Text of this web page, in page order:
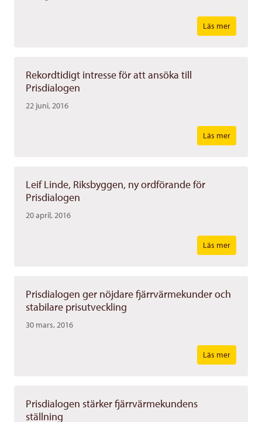
Läs mer
Rekordtidigt intresse för att ansöka till
Prisdialogen
22 juni, 2016
Läs mer
Leif Linde, Riksbyggen, ny ordförande för
Prisdialogen
20 april, 2016
Läs mer
Prisdialogen ger nöjdare fjärrvärmekunder och
stabilare prisutveckling
30 mars, 2016
Läs mer
Prisdialogen stärker fjärrvärmekundens
ställning